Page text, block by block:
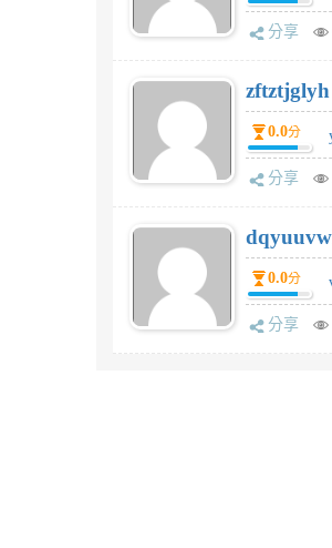
分享
zftztjglyh
0.0分
分享
0.0分
分享